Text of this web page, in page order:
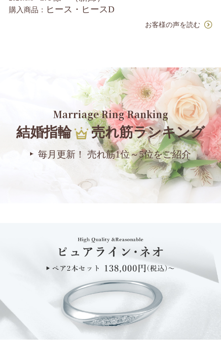
購入商品： ヒース・ヒースD
お客様の声を読む
Marriage Ring Ranking
結婚指輪 売れ筋ランキング
毎月更新！ 売れ筋1位～5位をご紹介